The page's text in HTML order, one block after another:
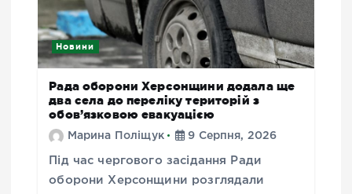
Новини
Рада оборони Херсонщини додала ще
два села до переліку територій з
обов’язковою евакуацією
Марина Поліщук 9 Серпня, 2026
Під час чергового засідання Ради
оборони Херсонщини розглядали